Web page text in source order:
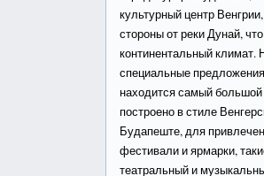
культурный центр
стороны от реки Дунай,
континентальный климат.
специальные
находится самый
построено в стиле
Будапеште, для
фестивали и ярмарки,
театральный и